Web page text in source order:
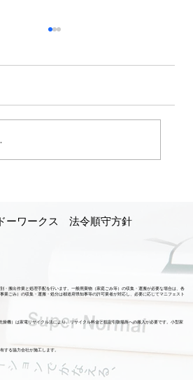
・搬出作業と処理手配を行います。一般廃棄物（家庭ごみ等）の収集・運搬が必要な場合は、各
業ごみ）の収集・運搬・処分は都道府県知事等の許可業者が対応し、必要に応じてマニフェスト
機）は家電リサイクル法により、リサイクル料金と指定引取場所への搬入が必要です。小型家
する協力会社が施工します。
ーワークス 法令順守方針